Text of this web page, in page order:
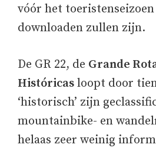
vóór het
downloaden zullen zijn.
De GR 22, de Grande
Históricas loopt door
‘historisch’ zijn
mountainbike- en
helaas zeer weinig